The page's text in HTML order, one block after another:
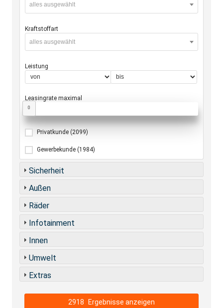
alles ausgewählt
Kraftstoffart
alles ausgewählt
Leistung
Leasingrate maximal
0
Privatkunde (2099)
Gewerbekunde (1984)
Sicherheit
Außen
Räder
Infotainment
Innen
Umwelt
Extras
2918 Ergebnisse anzeigen